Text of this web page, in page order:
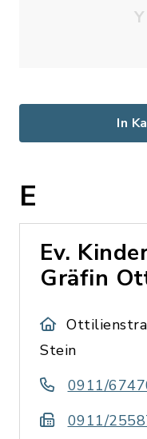
Y
In
E
Ev.
Gräfin
Stein
0911/
0911/